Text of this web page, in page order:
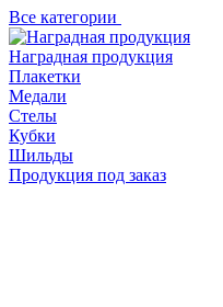
Все категории
Наградная продукция
Плакетки
Медали
Стелы
Кубки
Шильды
Продукция под заказ